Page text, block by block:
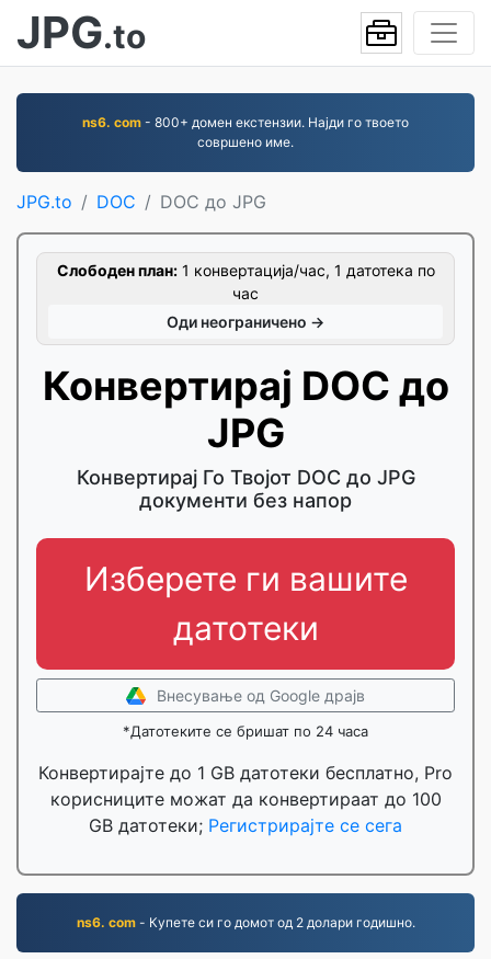
JPG.to
ns6. com - 800+ домен екстензии. Најди го твоето
совршено име.
JPG.to DOC DOC до JPG
Слободен план:1 конвертација/час, 1 датотека по
час
Оди неограничено →
Конвертирај DOC до
JPG
Конвертирај Го Твојот DOC до JPG
документи без напор
Изберете ги вашите
датотеки
Внесување од Google драјв
*Датотеките се бришат по 24 часа
Конвертирајте до 1 GB датотеки бесплатно, Pro
корисниците можат да конвертираат до 100
GB датотеки; Регистрирајте се сега
ns6. com- Купете си го домот од 2 долари годишно.